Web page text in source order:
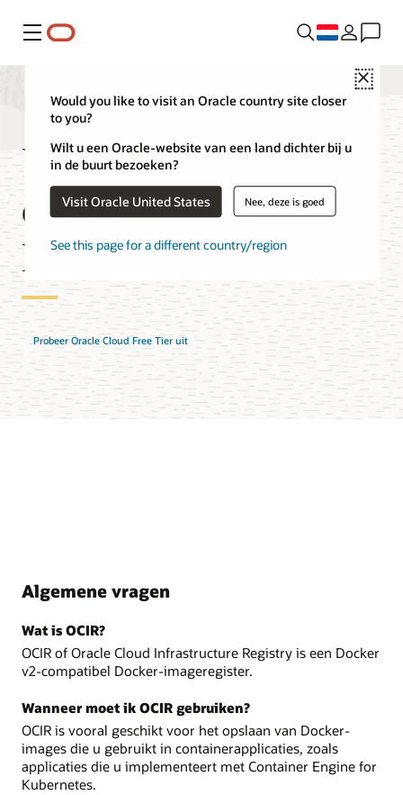
Menu
Close
Would you like to visit an Oracle country site closer
to you?
Wilt u een Oracle-website van een land dichter bij u
in de buurt bezoeken?
Visit Oracle United States Nee, deze is goed
See this page for a different country/region
Veelgestelde vragen
over Container
Registry
Probeer Oracle Cloud Free Tier uit
Algemene vragen
Wat is OCIR?
OCIR of Oracle Cloud Infrastructure Registry is een Docker
v2-compatibel Docker-imageregister.
Wanneer moet ik OCIR gebruiken?
OCIR is vooral geschikt voor het opslaan van Docker-
images die u gebruikt in containerapplicaties, zoals
applicaties die u implementeert met Container Engine for
Kubernetes.